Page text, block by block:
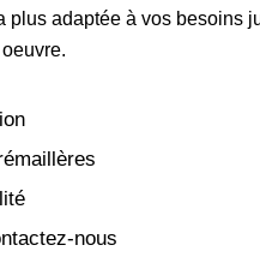
adaptée à vos besoins
nous